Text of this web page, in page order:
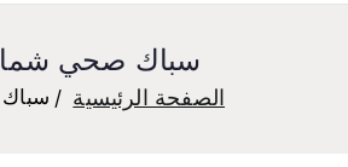
سباك صحي
الصفحة الرئيسية